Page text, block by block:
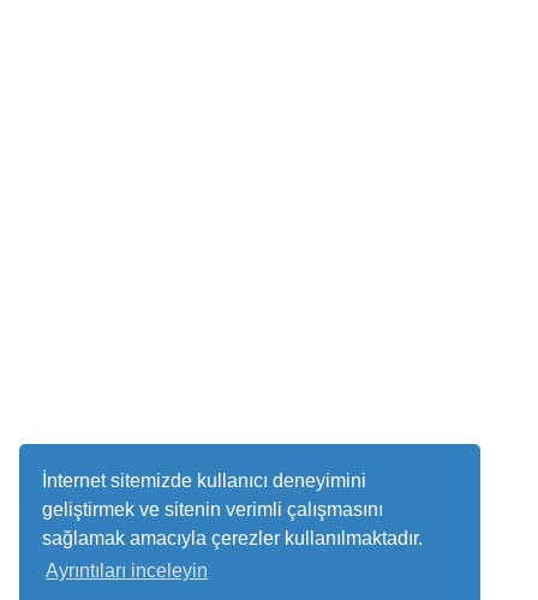
İnternet sitemizde kullanıcı deneyimini
geliştirmek ve sitenin verimli çalışmasını
sağlamak amacıyla çerezler kullanılmaktadır.
Ayrıntıları inceleyin